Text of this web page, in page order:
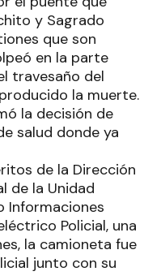
y Sagrado
que son
en la parte
travesaño del
la muerte.
la decisión de
salud donde ya
de la Dirección
de la Unidad
Informaciones
Policial, una
la camioneta fue
junto con su